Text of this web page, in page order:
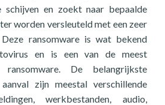
en zoekt naar bepaalde
worden versleuteld met een zeer
ransomware is wat bekend
en is een van de meest
De belangrijkste
zijn meestal verschillende
werkbestanden, audio,